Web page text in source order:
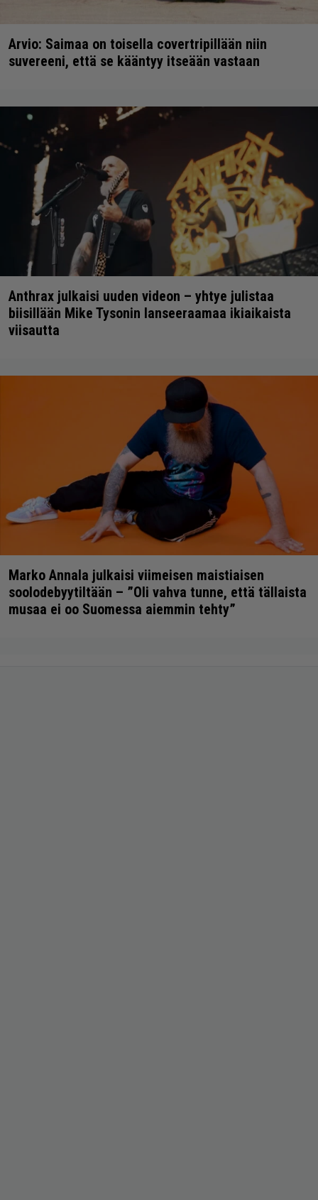
Arvio: Saimaa on toisella covertripillään niin
suvereeni, että se kääntyy itseään vastaan
Anthrax julkaisi uuden videon – yhtye julistaa
biisillään Mike Tysonin lanseeraamaa ikiaikaista
viisautta
Marko Annala julkaisi viimeisen maistiaisen
soolodebyytiltään – ”Oli vahva tunne, että tällaista
musaa ei oo Suomessa aiemmin tehty”